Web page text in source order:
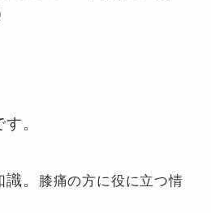
。
。 膝痛の方に役に立つ情